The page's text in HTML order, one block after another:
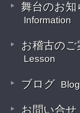
舞台のお知
Information
お稽古のご
Lesson
ブログ Blog
お問い合せ